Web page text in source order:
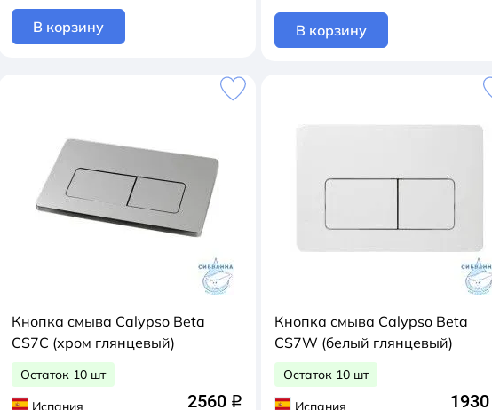
В корзину В корзину
Кнопка смыва Calypso Beta
CS7C (хром глянцевый)
Остаток 10 шт
Испания
2560 q
Кнопка смыва Calypso Beta
CS7W (белый глянцевый)
Остаток 10 шт
Испания
1930